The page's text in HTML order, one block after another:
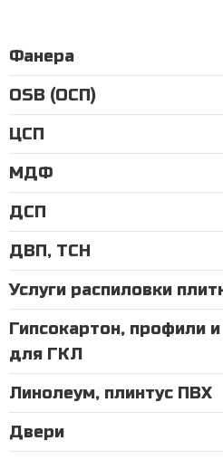
Фанера
OSB (ОСП)
ЦСП
МДФ
ДСП
ДВП, ТСН
Услуги распиловки
Гипсокартон, профили
для ГКЛ
Линолеум, плинтус ПВХ
Двери